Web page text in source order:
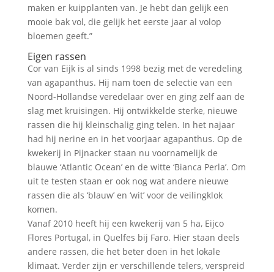
maken er kuipplanten van. Je hebt dan gelijk een
mooie bak vol, die gelijk het eerste jaar al volop
bloemen geeft.”
Eigen rassen
Cor van Eijk is al sinds 1998 bezig met de veredeling
van agapanthus. Hij nam toen de selectie van een
Noord-Hollandse veredelaar over en ging zelf aan de
slag met kruisingen. Hij ontwikkelde sterke, nieuwe
rassen die hij kleinschalig ging telen. In het najaar
had hij nerine en in het voorjaar agapanthus. Op de
kwekerij in Pijnacker staan nu voornamelijk de
blauwe ‘Atlantic Ocean’ en de witte ‘Bianca Perla’. Om
uit te testen staan er ook nog wat andere nieuwe
rassen die als ‘blauw’ en ‘wit’ voor de veilingklok
komen.
Vanaf 2010 heeft hij een kwekerij van 5 ha, Eijco
Flores Portugal, in Quelfes bij Faro. Hier staan deels
andere rassen, die het beter doen in het lokale
klimaat. Verder zijn er verschillende telers, verspreid